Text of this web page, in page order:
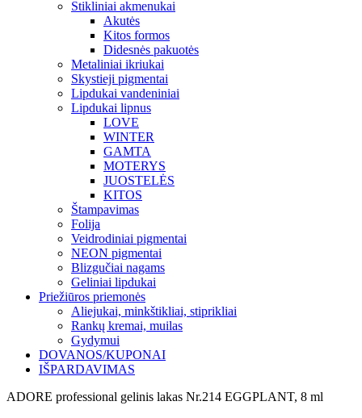
Stikliniai akmenukai
Akutės
Kitos formos
Didesnės pakuotės
Metaliniai ikriukai
Skystieji pigmentai
Lipdukai vandeniniai
Lipdukai lipnus
LOVE
WINTER
GAMTA
MOTERYS
JUOSTELĖS
KITOS
Štampavimas
Folija
Veidrodiniai pigmentai
NEON pigmentai
Blizgučiai nagams
Geliniai lipdukai
Priežiūros priemonės
Aliejukai, minkštikliai, stiprikliai
Rankų kremai, muilas
Gydymui
DOVANOS/KUPONAI
IŠPARDAVIMAS
ADORE professional gelinis lakas Nr.214 EGGPLANT, 8 ml